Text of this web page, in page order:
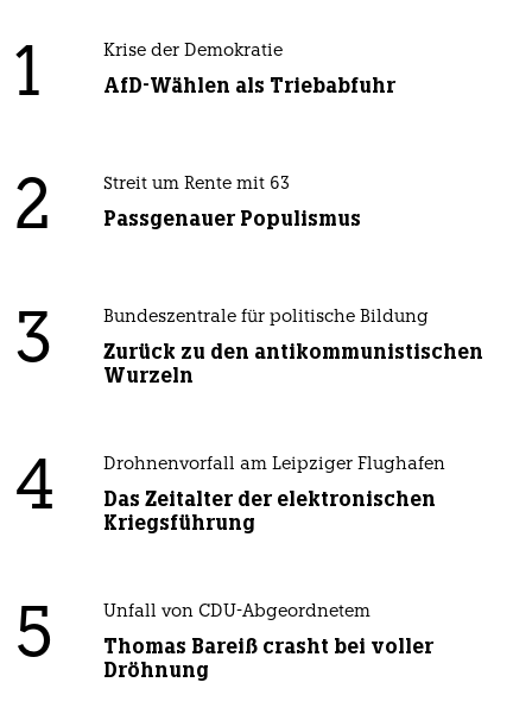
1 Krise der Demokratie
AfD-Wählen als Triebabfuhr
2 Streit um Rente mit 63
Passgenauer Populismus
3 Bundeszentrale für politische Bildung
Zurück zu den antikommunistischen
Wurzeln
4 Drohnenvorfall am Leipziger Flughafen
Das Zeitalter der elektronischen
Kriegsführung
5 Unfall von CDU-Abgeordnetem
Thomas Bareiß crasht bei voller
Dröhnung